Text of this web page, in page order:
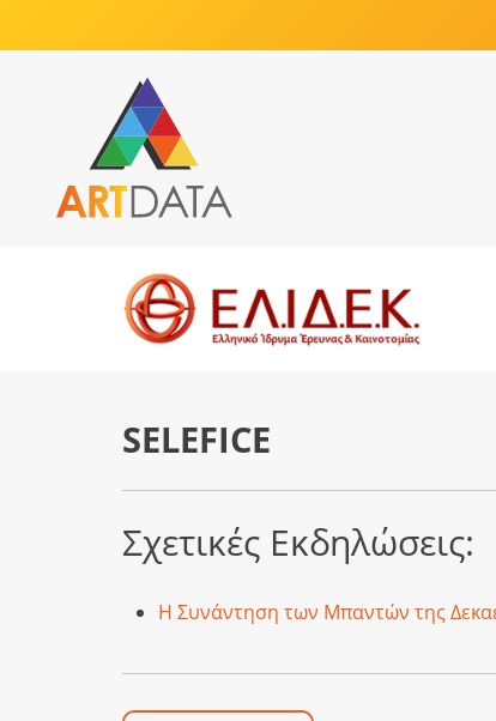
SELEFICE
Σχετικές Εκδηλώσεις:
Η Συνάντηση των Μπαντών της